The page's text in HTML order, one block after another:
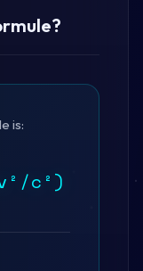
is:
c²)